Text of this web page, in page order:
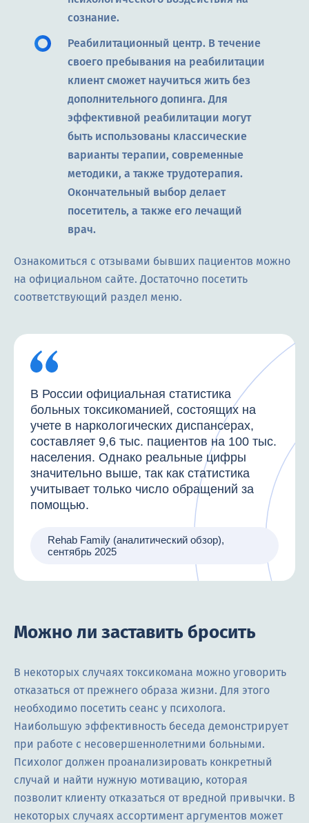
сознание.
Реабилитационный центр. В течение
своего пребывания на реабилитации
клиент сможет научиться жить без
дополнительного допинга. Для
эффективной реабилитации могут
быть использованы классические
варианты терапии, современные
методики, а также трудотерапия.
Окончательный выбор делает
посетитель, а также его лечащий
врач.
Ознакомиться с отзывами бывших пациентов можно
на официальном сайте. Достаточно посетить
соответствующий раздел меню.
В России официальная статистика
больных токсикоманией, состоящих на
учете в наркологических диспансерах,
составляет 9,6 тыс. пациентов на 100 тыс.
населения. Однако реальные цифры
значительно выше, так как статистика
учитывает только число обращений за
помощью.
Rehab Family (аналитический обзор),
сентябрь 2025
Можно ли заставить бросить
В некоторых случаях токсикомана можно уговорить
отказаться от прежнего образа жизни. Для этого
необходимо посетить сеанс у психолога.
Наибольшую эффективность беседа демонстрирует
при работе с несовершеннолетними больными.
Психолог должен проанализировать конкретный
случай и найти нужную мотивацию, которая
позволит клиенту отказаться от вредной привычки. В
некоторых случаях ассортимент аргументов может